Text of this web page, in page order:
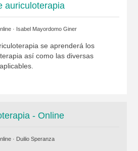
auriculoterapia
· Isabel Mayordomo Giner
se aprenderá los
así como las diversas
- Online
· Duilio Speranza